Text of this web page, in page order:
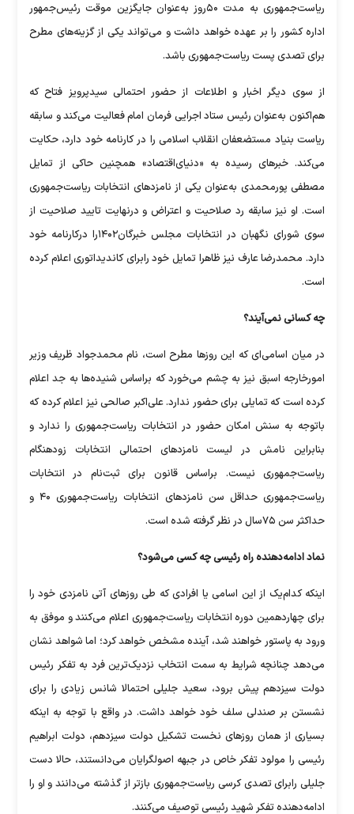
ریاست‌جمهوری به مدت ۵۰روز به‌عنوان جایگزین موقت رئیس‌جمهور
اداره کشور را بر عهده خواهد داشت و می‌تواند یکی از گزینه‌های مطرح
برای تصدی پست ریاست‌جمهوری باشد.
از سوی دیگر اخبار و اطلاعات از حضور احتمالی سیدپرویز فتاح که
هم‌اکنون به‌عنوان رئیس ستاد اجرایی فرمان امام فعالیت می‌کند و سابقه
ریاست بنیاد مستضعفان انقلاب اسلامی را در کارنامه خود دارد، حکایت
می‌کند. خبرهای رسیده به «دنیای‌اقتصاد» همچنین حاکی از تمایل
مصطفی پورمحمدی به‌عنوان یکی از نامزدهای انتخابات ریاست‌جمهوری
است. او نیز سابقه رد صلاحیت و اعتراض و درنهایت تایید صلاحیت از
سوی شورای نگهبان در انتخابات مجلس خبرگان۱۴۰۲را درکارنامه خود
دارد. محمدرضا عارف نیز ظاهرا تمایل خود رابرای کاندیداتوری اعلام کرده
است.
چه کسانی نمی‌آیند؟
در میان اسامی‌ای که این روزها مطرح است، نام محمدجواد ظریف وزیر
امورخارجه اسبق نیز به چشم می‌خورد که براساس شنیده‌ها به جد اعلام
کرده است که تمایلی برای حضور ندارد. علی‌اکبر صالحی نیز اعلام کرده که
باتوجه به سنش امکان حضور در انتخابات ریاست‌جمهوری را ندارد و
بنابراین نامش در لیست نامزدهای احتمالی انتخابات زودهنگام
ریاست‌جمهوری نیست. براساس قانون برای ثبت‌نام در انتخابات
ریاست‌جمهوری حداقل سن نامزدهای انتخابات ریاست‌جمهوری ۴۰ و
حداکثر سن ۷۵سال در نظر گرفته شده است.
نماد ادامه‌دهنده راه رئیسی چه کسی می‌شود؟
اینکه کدام‌یک از این اسامی یا افرادی که طی روزهای آتی نامزدی خود را
برای چهاردهمین دوره انتخابات ریاست‌جمهوری اعلام می‌کنند و موفق به
ورود به پاستور خواهند شد، آینده مشخص خواهد کرد؛ اما شواهد نشان
می‌دهد چنانچه شرایط به سمت انتخاب نزدیک‌ترین فرد به تفکر رئیس
دولت سیزدهم پیش برود، سعید جلیلی احتمالا شانس زیادی را برای
نشستن بر صندلی سلف خود خواهد داشت. در واقع با توجه به اینکه
بسیاری از همان روزهای نخست تشکیل دولت سیزدهم، دولت ابراهیم
رئیسی را مولود تفکر خاص در جبهه اصولگرایان می‌دانستند، حالا دست
جلیلی رابرای تصدی کرسی ریاست‌جمهوری بازتر از گذشته می‌دانند و او را
ادامه‌دهنده تفکر شهید رئیسی توصیف می‌کنند.